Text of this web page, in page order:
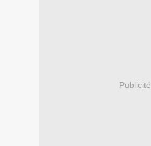
Publicité